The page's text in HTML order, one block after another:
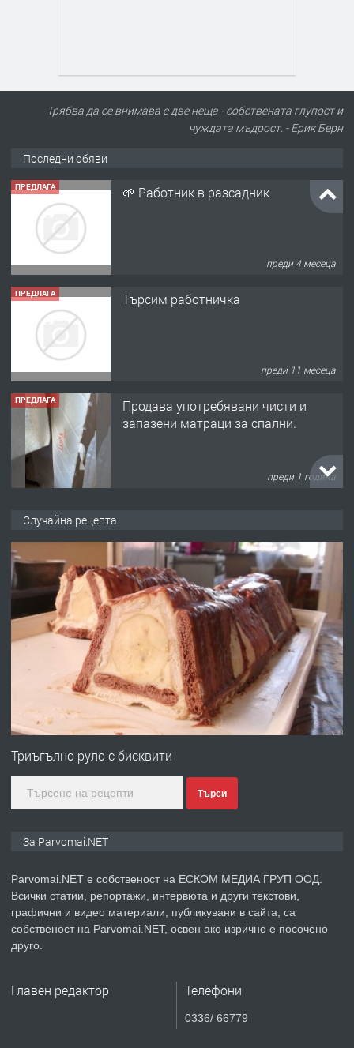
Трябва да се внимава с две неща - собствената глупост и
чуждата мъдрост. - Ерик Берн
Последни обяви
ПРЕДЛАГА 🌱 Работник в разсадник
преди 4 месеца
ПРЕДЛАГА Търсим работничка
преди 11 месеца
ПРЕДЛАГА
Продава употребявани чисти и
запазени матраци за спални.
преди 1 година
преди 1 година
ПРЕДЛАГА
Първи поход "По стъпките на Ангел
Войвода"
преди 1 година
ПРЕДЛАГА
Монтажник на малки детайли за
преди 1 година
ПРЕДЛАГА
Продавам апартамент - гр.
Случайна рецепта
Триъгълно руло с бисквити
Търси
За Parvomai.NET
Parvomai.NET е собственост на ЕСКОМ МЕДИА ГРУП ООД.
Всички статии, репортажи, интервюта и други текстови,
графични и видео материали, публикувани в сайта, са
собственост на Parvomai.NET, освен ако изрично е посочено
друго.
Главен редактор Телефони
0336/ 66779